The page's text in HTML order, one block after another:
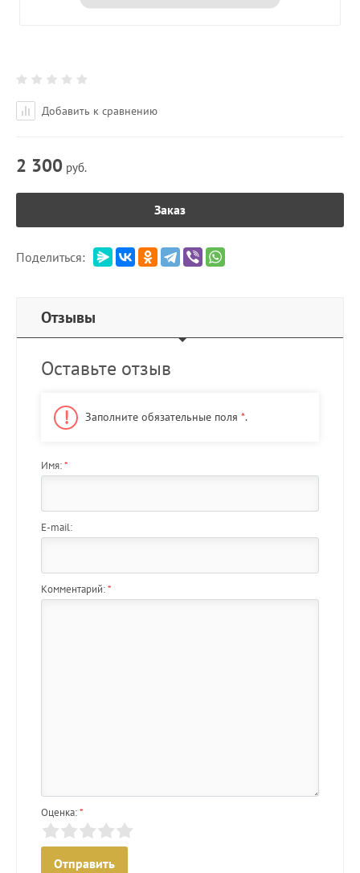
Добавить к сравнению
2 300 руб.
Заказ
Поделиться:
Отзывы
Оставьте отзыв
Заполните обязательные поля *.
Имя:*
E-mail:
Комментарий:*
Оценка:*